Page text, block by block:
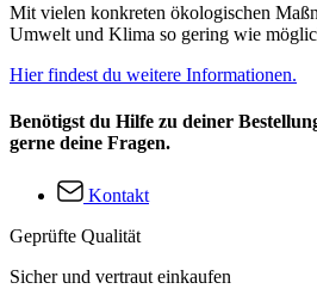
Mit vielen konkreten ökologischen
Umwelt und Klima so gering wie
Hier findest du weitere Informationen.
Benötigst du Hilfe zu deiner
gerne deine Fragen.
Kontakt
Geprüfte Qualität
Sicher und vertraut einkaufen